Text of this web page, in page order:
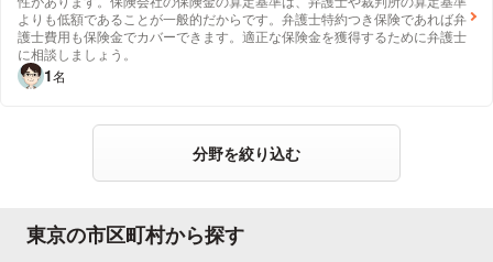
よりも低額であることが一般的だからです。弁護士特約つき保険であれば弁
護士費用も保険金でカバーできます。適正な保険金を獲得するために弁護士
に相談しましょう。
1名
分野を絞り込む
東京の市区町村から探す